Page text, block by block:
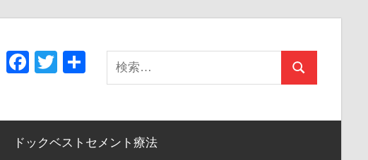
索:
検
Facebook
Twitter
有
ドックベストセメント療法